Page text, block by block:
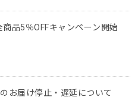
品5％OFFキャンペーン開始
お届け停止・遅延について